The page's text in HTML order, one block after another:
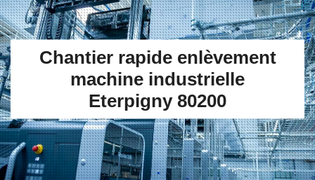
Chantier rapide enlèvement
machine industrielle
Eterpigny 80200